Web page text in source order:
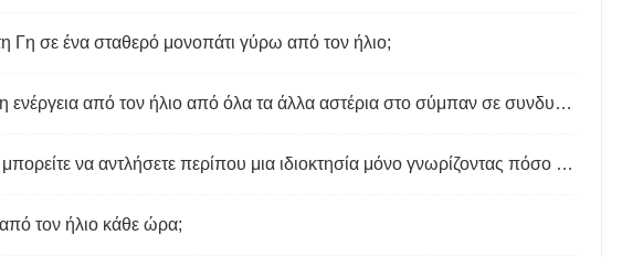
Γη σε ένα σταθερό μονοπάτι γύρω από τον ήλιο;
Γιατί η Γη παίρνει περισσότερη ενέργεια από τον ήλιο από όλα τα άλλα αστέρια στο σύμπαν σε συνδυασμό;
Ποια τέσσερα συμπεράσματα μπορείτε να αντλήσετε περίπου μια ιδιοκτησία μόνο γνωρίζοντας πόσο μακριά είναι από τον ήλιο;
τον ήλιο κάθε ώρα;